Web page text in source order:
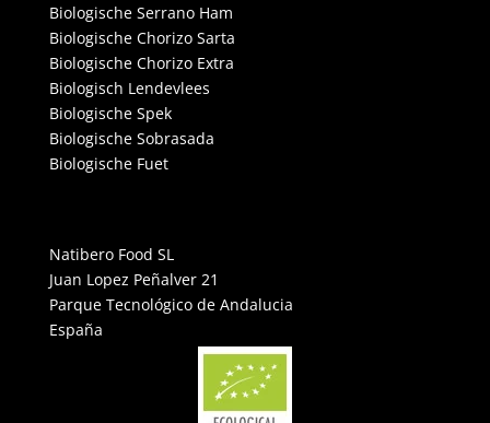
Biologische Serrano Ham
Biologische Chorizo Sarta
Biologische Chorizo Extra
Biologisch Lendevlees
Biologische Spek
Biologische Sobrasada
Biologische Fuet
Natibero Food SL
Juan Lopez Peñalver 21
Parque Tecnológico de Andalucia
España